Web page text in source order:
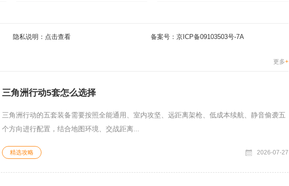
隐私说明： 点击查看 备案号： 京ICP备09103503号-7A
更多+
三角洲行动5套怎么选择
三角洲行动的五套装备需要按照全能通用、室内攻坚、远距离架枪、低成本续航、静音偷袭五
个方向进行配置，结合地图环境、交战距离...
精选攻略 2026-07-27